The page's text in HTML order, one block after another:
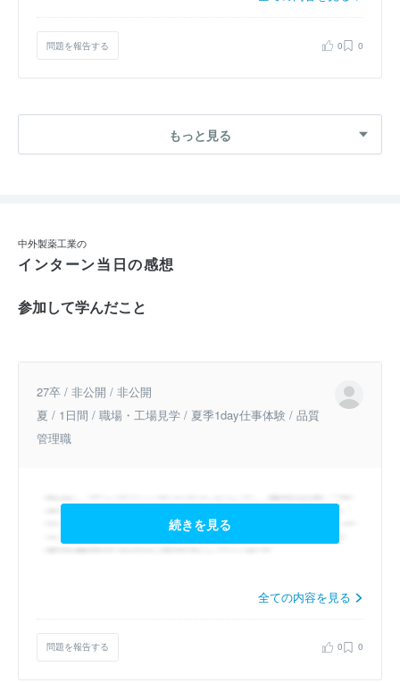
問題を報告する 0 0
もっと見る
中外製薬工業の
インターン当日の感想
参加して学んだこと
27卒 / 非公開 / 非公開
夏 / 1日間 / 職場・工場見学 / 夏季1day仕事体験 / 品質
管理職
続きを見る
全ての内容を見る
問題を報告する 0 0